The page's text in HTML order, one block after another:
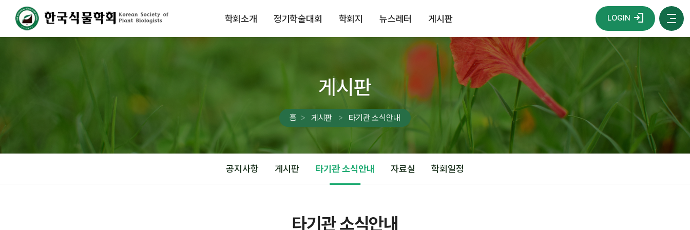
학회소개 정기학술대회 학회지 뉴스레터 게시판 LOGIN
게시판
홈 게시판 타기관 소식안내
공지사항 게시판 타기관 소식안내 자료실 학회일정
타기관 소식안내